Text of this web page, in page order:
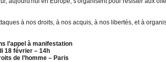
à nos droits, à nos acquis, à nos libertés, et à
l’appel à manifestation
18 février – 14h
de l’homme – Paris